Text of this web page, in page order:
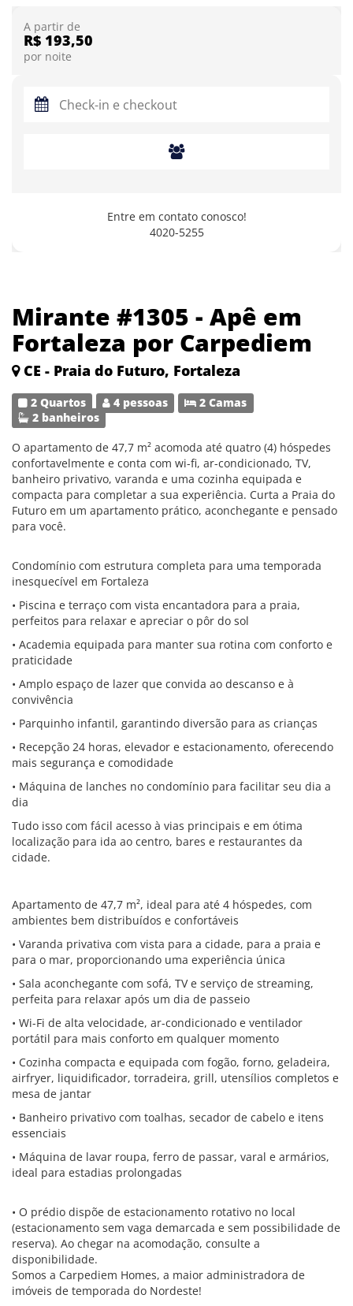
Mirante #1305 - Apê em
Fortaleza por Carpediem
CE - Praia do Futuro, Fortaleza
2 Quartos 4 pessoas
2 Camas
2 banheiros
O apartamento de 47,7 m² acomoda até quatro (4) hóspedes
confortavelmente e conta com wi-fi, ar-condicionado, TV,
banheiro privativo, varanda e uma cozinha equipada e
compacta para completar a sua experiência. Curta a Praia do
Futuro em um apartamento prático, aconchegante e pensado
para você.
Condomínio com estrutura completa para uma temporada
inesquecível em Fortaleza
• Piscina e terraço com vista encantadora para a praia,
perfeitos para relaxar e apreciar o pôr do sol
• Academia equipada para manter sua rotina com conforto e
praticidade
• Amplo espaço de lazer que convida ao descanso e à
convivência
• Parquinho infantil, garantindo diversão para as crianças
• Recepção 24 horas, elevador e estacionamento, oferecendo
mais segurança e comodidade
• Máquina de lanches no condomínio para facilitar seu dia a
dia
Tudo isso com fácil acesso à vias principais e em ótima
localização para ida ao centro, bares e restaurantes da
cidade.
Apartamento de 47,7 m², ideal para até 4 hóspedes, com
ambientes bem distribuídos e confortáveis
• Varanda privativa com vista para a cidade, para a praia e
para o mar, proporcionando uma experiência única
• Sala aconchegante com sofá, TV e serviço de streaming,
perfeita para relaxar após um dia de passeio
• Wi-Fi de alta velocidade, ar-condicionado e ventilador
portátil para mais conforto em qualquer momento
• Cozinha compacta e equipada com fogão, forno, geladeira,
airfryer, liquidificador, torradeira, grill, utensílios completos e
mesa de jantar
• Banheiro privativo com toalhas, secador de cabelo e itens
essenciais
• Máquina de lavar roupa, ferro de passar, varal e armários,
ideal para estadias prolongadas
• O prédio dispõe de estacionamento rotativo no local
(estacionamento sem vaga demarcada e sem possibilidade de
reserva). Ao chegar na acomodação, consulte a
disponibilidade.
Somos a Carpediem Homes, a maior administradora de
imóveis de temporada do Nordeste!
A partir de
R$ 193,50
por noite
Entre em contato conosco!
4020-5255